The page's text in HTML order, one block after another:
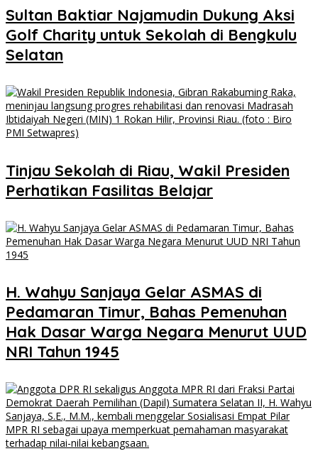
Sultan Baktiar Najamudin Dukung Aksi
Golf Charity untuk Sekolah di Bengkulu
Selatan
Tinjau Sekolah di Riau, Wakil Presiden
Perhatikan Fasilitas Belajar
H. Wahyu Sanjaya Gelar ASMAS di
Pedamaran Timur, Bahas Pemenuhan
Hak Dasar Warga Negara Menurut UUD
NRI Tahun 1945